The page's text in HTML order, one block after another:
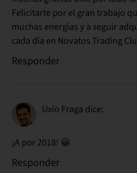
Felicitarte por el gran trabajo
muchas energías y a seguir
cada día en Novatos Trading
Responder
Uxío Fraga dice:
¡A por 2018! 😀
Responder